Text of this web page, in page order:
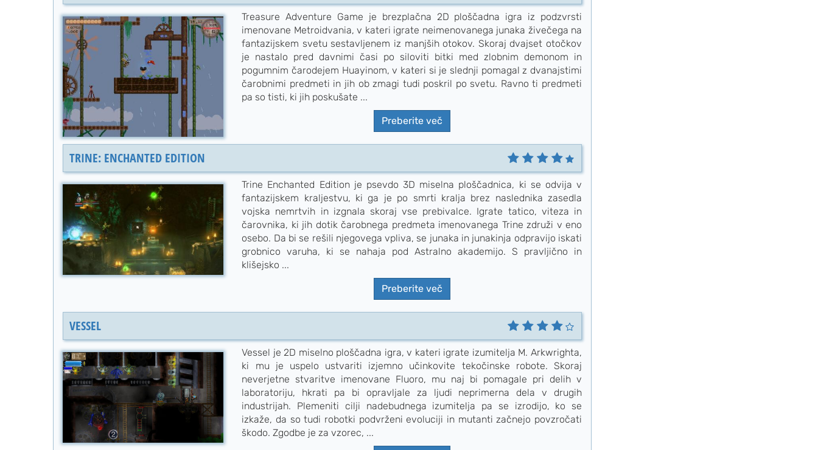
Treasure Adventure Game je brezplačna 2D ploščadna igra iz podzvrsti
imenovane Metroidvania, v kateri igrate neimenovanega junaka živečega na
fantazijskem svetu sestavljenem iz manjših otokov. Skoraj dvajset otočkov
je nastalo pred davnimi časi po siloviti bitki med zlobnim demonom in
pogumnim čarodejem Huayinom, v kateri si je slednji pomagal z dvanajstimi
čarobnimi predmeti in jih ob zmagi tudi poskril po svetu. Ravno ti predmeti
pa so tisti, ki jih poskušate ...
Preberite več
TRINE: ENCHANTED EDITION
Trine Enchanted Edition je psevdo 3D miselna ploščadnica, ki se odvija v
fantazijskem kraljestvu, ki ga je po smrti kralja brez naslednika zasedla
vojska nemrtvih in izgnala skoraj vse prebivalce. Igrate tatico, viteza in
čarovnika, ki jih dotik čarobnega predmeta imenovanega Trine združi v eno
osebo. Da bi se rešili njegovega vpliva, se junaka in junakinja odpravijo iskati
grobnico varuha, ki se nahaja pod Astralno akademijo. S pravljično in
klišejsko ...
Preberite več
VESSEL
Vessel je 2D miselno ploščadna igra, v kateri igrate izumitelja M. Arkwrighta,
ki mu je uspelo ustvariti izjemno učinkovite tekočinske robote. Skoraj
neverjetne stvaritve imenovane Fluoro, mu naj bi pomagale pri delih v
laboratoriju, hkrati pa bi opravljale za ljudi neprimerna dela v drugih
industrijah. Plemeniti cilji nadebudnega izumitelja pa se izrodijo, ko se
izkaže, da so tudi robotki podvrženi evoluciji in mutanti začnejo povzročati
škodo. Zgodbe je za vzorec, ...